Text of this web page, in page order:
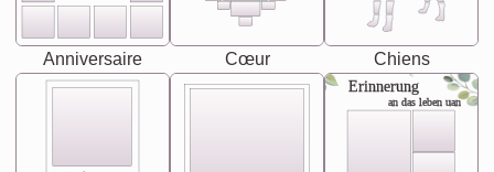
Anniversaire Cœur Chiens
Erinnerung
an das leben uan